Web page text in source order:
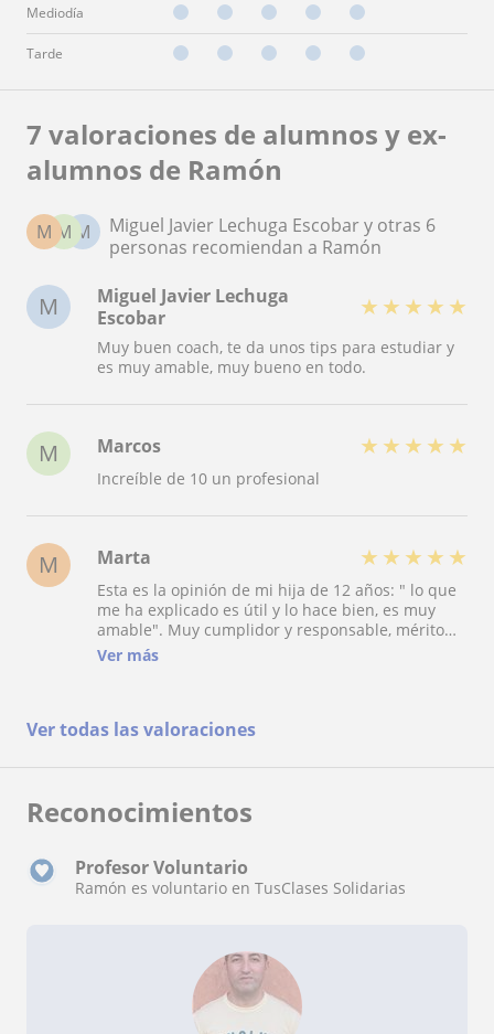
Mediodía
Tarde
7 valoraciones de alumnos y ex-
alumnos de Ramón
M
M
M
Miguel Javier Lechuga Escobar y otras 6
personas recomiendan a Ramón
M
Miguel Javier Lechuga
Escobar
★ ★ ★ ★ ★
Muy buen coach, te da unos tips para estudiar y
es muy amable, muy bueno en todo.
M Marcos ★ ★ ★ ★ ★
Increíble de 10 un profesional
M Marta ★ ★ ★ ★ ★
Esta es la opinión de mi hija de 12 años: " lo que
me ha explicado es útil y lo hace bien, es muy
amable". Muy cumplidor y responsable, mérito
tiene de venir a casa con el calor que hace, no ha
Ver más
Ver todas las valoraciones
Reconocimientos
Profesor Voluntario
Ramón es voluntario en TusClases Solidarias